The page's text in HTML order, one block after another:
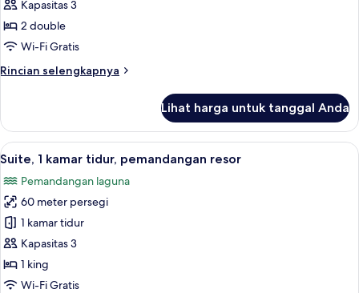
Tempat
Tidur
Double,
laguna
Kapasitas 3
2 double
Wi-Fi Gratis
Rincian selengkapnya
Rincian
Studio,
Tempat
Double,
pemandangan
laguna
(Lagoon
Access)
Lihat harga untuk tanggal Anda
Lihat
semua
foto
untuk
Suite,
1
kamar
tidur,
Smart TV 65-inci dengan saluran TV
6
Suite, 1 kamar tidur, pemandangan resor
Pemandangan laguna
60 meter persegi
1 kamar tidur
Kapasitas 3
1 king
Wi-Fi Gratis